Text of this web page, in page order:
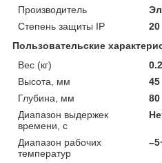
Производитель
Степень защиты IP
20
Пользовательские
Вес (кг)
Высота, мм
45
Глубина, мм
80
Диапазон выдержек
времени, с
Диапазон рабочих
температур